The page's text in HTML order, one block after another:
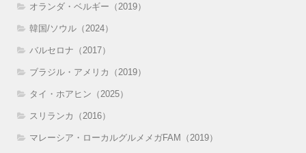
オランダ・ベルギー（2019）
韓国/ソウル（2024）
バルセロナ（2017）
ブラジル・アメリカ（2019）
タイ・ホアヒン（2025）
スリランカ（2016）
マレーシア・ローカルグルメメガFAM（2019）